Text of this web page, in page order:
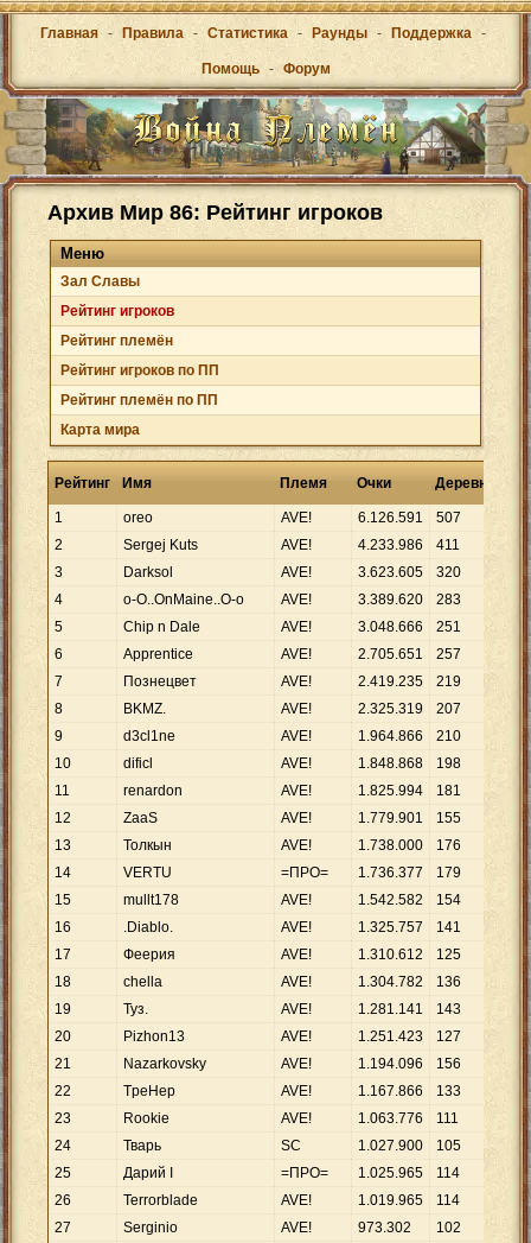
Главная - Правила - Статистика - Раунды - Поддержка -
Помощь - Форум
Архив Мир 86: Рейтинг игроков
Меню
Зал Cлавы
Рейтинг игроков
Рейтинг племён
Рейтинг игроков по ПП
Рейтинг племён по ПП
Карта мира
Рейтинг Имя Племя Очки Деревни
1
oreo AVE! 6.126.591 507 .
2
Sergej Kuts AVE! 4.233.986 411 .
3
Darksol AVE! 3.623.605 320
4
o-O..OnMaine..O-o AVE! 3.389.620 283 .
5
Chip n Dale AVE! 3.048.666 251
6
Apprentice AVE! 2.705.651 257 10.
7
Познецвет AVE! 2.419.235 219 .
8
BKMZ. AVE! 2.325.319 207
9
d3cl1ne AVE! 1.964.866 210
10
dificl AVE! 1.848.868 198
11
renardon AVE! 1.825.994 181
12
ZaaS AVE! 1.779.901 155 .
13
Толкын AVE! 1.738.000 176
14
VERTU =ПРО= 1.736.377 179
15
mullt178 AVE! 1.542.582 154 .
16
.Diablo. AVE! 1.325.757 141
17
Феерия AVE! 1.310.612 125 10
18
chella AVE! 1.304.782 136
19
Туз. AVE! 1.281.141 143
20
Pizhon13 AVE! 1.251.423 127
21
Nazarkovsky AVE! 1.194.096 156
22
TpeHep AVE! 1.167.866 133
23
Rookie AVE! 1.063.776 111
24
Тварь SC 1.027.900 105
25
Дарий I =ПРО= 1.025.965 114
26
Terrorblade AVE! 1.019.965 114
27
Serginio AVE! 973.302 102